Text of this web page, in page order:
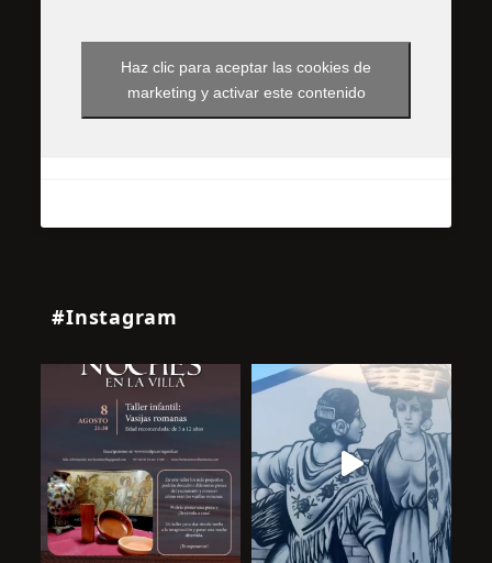
Haz clic para aceptar las cookies de
marketing y activar este contenido
#Instagram